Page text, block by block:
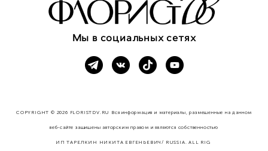
Мы в социальных сетях
COPYRIGHT © 2026 FLORISTDV.RU Вся информация и материалы, размещенные на данном
веб-сайте защищены авторским правом и являются собственностью
ИП ТАРЕЛКИН НИКИТА ЕВГЕНЬЕВИЧ/ RUSSIA. ALL RIG